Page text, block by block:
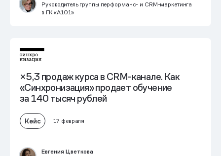
Руководитель группы перформанс- и CRM-маркетинга
в ГК «А101»
×5,3 продаж курса в CRM-канале. Как
«Синхронизация» продает обучение
за 140 тысяч рублей
Кейс 17 февраля
Евгения Цветкова